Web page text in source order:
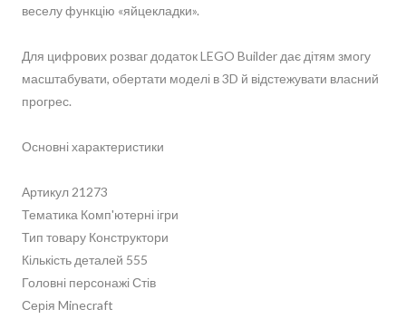
веселу функцію «яйцекладки».
Для цифрових розваг додаток LEGO Builder дає дітям змогу
масштабувати, обертати моделі в 3D й відстежувати власний
прогрес.
Основні характеристики
Артикул 21273
Тематика Комп'ютерні ігри
Тип товару Конструктори
Кількість деталей 555
Головні персонажі Стів
Серія Minecraft